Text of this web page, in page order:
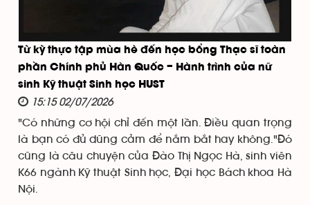
Từ kỳ thực tập mùa hè đến học bổng Thạc sĩ toàn
phần Chính phủ Hàn Quốc – Hành trình của nữ
sinh Kỹ thuật Sinh học HUST
15:15 02/07/2026
"Có những cơ hội chỉ đến một lần. Điều quan trọng
là bạn có đủ dũng cảm để nắm bắt hay không."Đó
cũng là câu chuyện của Đào Thị Ngọc Hà, sinh viên
K66 ngành Kỹ thuật Sinh học, Đại học Bách khoa Hà
Nội.